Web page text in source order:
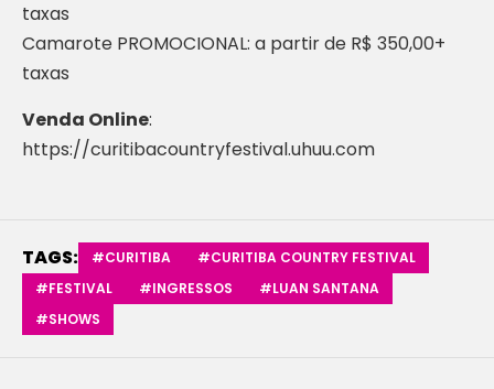
taxas
Camarote PROMOCIONAL: a partir de R$ 350,00+
taxas
Venda Online:
https://curitibacountryfestival.uhuu.com
TAGS: #CURITIBA
#CURITIBA COUNTRY FESTIVAL
#FESTIVAL
#INGRESSOS
#LUAN SANTANA
#SHOWS